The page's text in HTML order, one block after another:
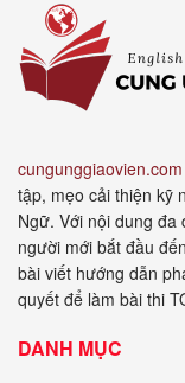
cungunggiaovien.com
tập, mẹo cải thiện kỹ
Ngữ. Với nội dung
người mới bắt đầu
bài viết hướng dẫn
quyết để làm bài thi
DANH MỤC